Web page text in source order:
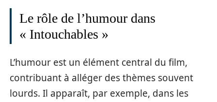
Le rôle de l’humour dans
« Intouchables »
L’humour est un élément central du film,
contribuant à alléger des thèmes souvent
lourds. Il apparaît, par exemple, dans les